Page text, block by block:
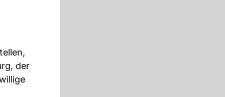
der